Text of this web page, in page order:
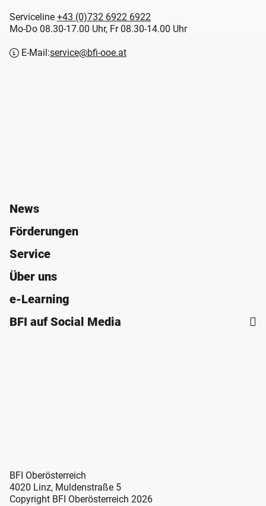
Serviceline +43 (0)732 6922 6922
Mo-Do 08.30-17.00 Uhr, Fr 08.30-14.00 Uhr
E-Mail:service@bfi-ooe.at
News
Förderungen
Service
Über uns
e-Learning
BFI auf Social Media
BFI Oberösterreich
4020 Linz, Muldenstraße 5
Copyright BFI Oberösterreich 2026